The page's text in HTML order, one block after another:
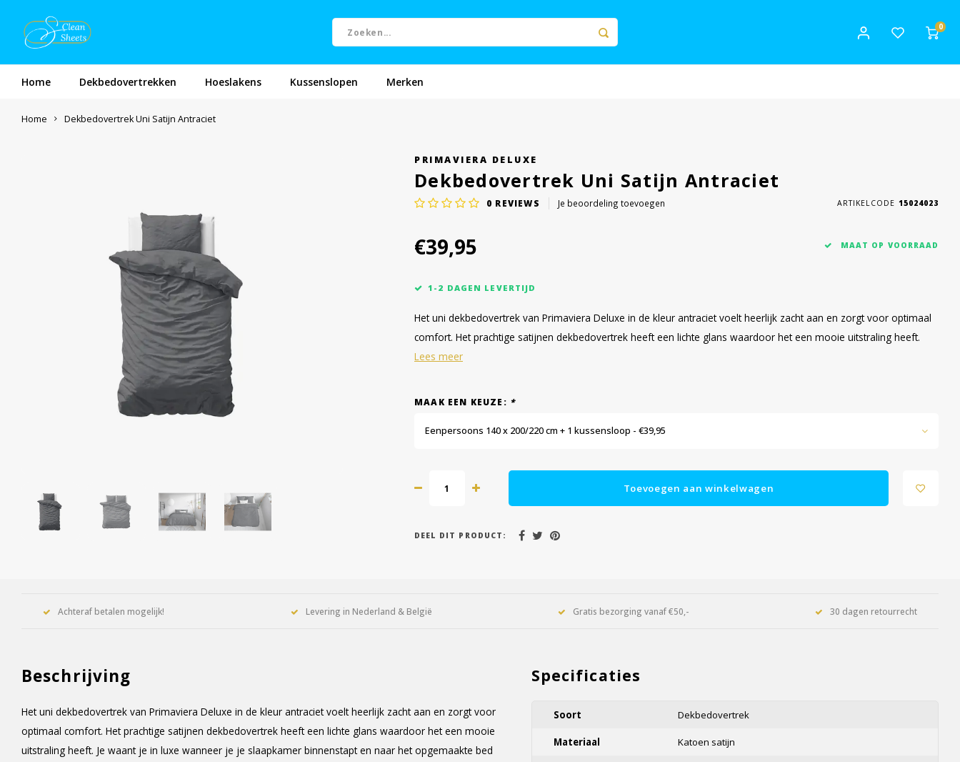
0
Home Dekbedovertrekken Hoeslakens Kussenslopen Merken
Home Dekbedovertrek Uni Satijn Antraciet
PRIMAVIERA DELUXE
Dekbedovertrek Uni Satijn Antraciet
0 REVIEWS Je beoordeling toevoegen ARTIKELCODE 15024023
€39,95 MAAT OP VOORRAAD
1-2 DAGEN LEVERTIJD
Het uni dekbedovertrek van Primaviera Deluxe in de kleur antraciet voelt heerlijk zacht aan en zorgt voor optimaal
comfort. Het prachtige satijnen dekbedovertrek heeft een lichte glans waardoor het een mooie uitstraling heeft.
Lees meer
MAAK EEN KEUZE: *
Eenpersoons 140 x 200/220 cm + 1 kussensloop - €39,95
Toevoegen aan winkelwagen
DEEL DIT PRODUCT:
Achteraf betalen mogelijk! Levering in Nederland & België Gratis bezorging vanaf €50,- 30 dagen retourrecht
Beschrijving
Het uni dekbedovertrek van Primaviera Deluxe in de kleur antraciet voelt heerlijk zacht aan en zorgt voor
optimaal comfort. Het prachtige satijnen dekbedovertrek heeft een lichte glans waardoor het een mooie
uitstraling heeft. Je waant je in luxe wanneer je je slaapkamer binnenstapt en naar het opgemaakte bed
Specificaties
Soort Dekbedovertrek
Materiaal Katoen satijn